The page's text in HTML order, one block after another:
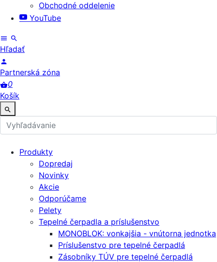
Obchodné oddelenie
YouTube
Hľadať
Partnerská zóna
0
Košík
Produkty
Dopredaj
Novinky
Akcie
Odporúčame
Pelety
Tepelné čerpadla a príslušenstvo
MONOBLOK: vonkajšia - vnútorna jednotka
Príslušenstvo pre tepelné čerpadlá
Zásobníky TÚV pre tepelné čerpadlá